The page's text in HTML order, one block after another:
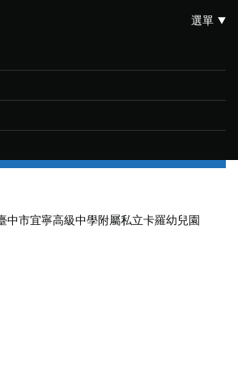
選單
中市宜寧高級中學附屬私立卡羅幼兒園